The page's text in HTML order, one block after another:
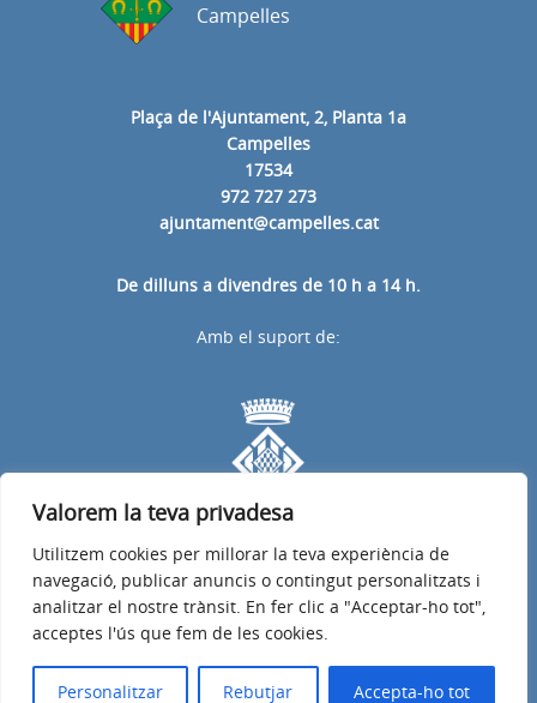
Valorem la teva privadesa
Utilitzem cookies per millorar la teva experiència de
navegació, publicar anuncis o contingut personalitzats i
analitzar el nostre trànsit. En fer clic a "Acceptar-ho tot",
acceptes l'ús que fem de les cookies.
Personalitzar Rebutjar Accepta-ho tot
Plaça de l'Ajuntament, 2, Planta 1a
Campelles
17534
972 727 273
ajuntament@campelles.cat
De dilluns a divendres de 10 h a 14 h.
Campelles
Avís legal Política de privacitat
© 2026
Amb el suport de: